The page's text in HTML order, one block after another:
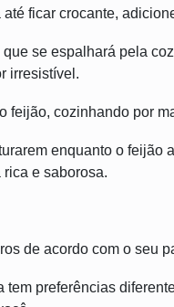
ficar crocante,
se espalhará pela
irresistível.
feijão, cozinhando por
enquanto o feijão
e saborosa.
de acordo com o seu
tem preferências